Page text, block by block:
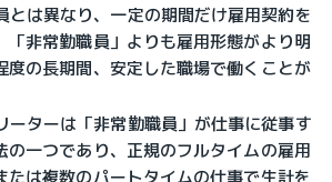
とは異なり、一定の期間だけ雇用契約を
「非常勤職員」よりも雇用形態がより明
度の長期間、安定した職場で働くことが
ーターは「非常勤職員」が仕事に従事す
の一つであり、正規のフルタイムの雇用